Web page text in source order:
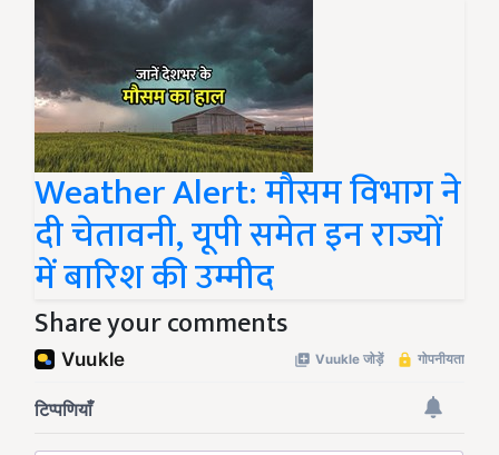
Weather Alert: मौसम विभाग ने
दी चेतावनी, यूपी समेत इन राज्यों
में बारिश की उम्मीद
Share your comments